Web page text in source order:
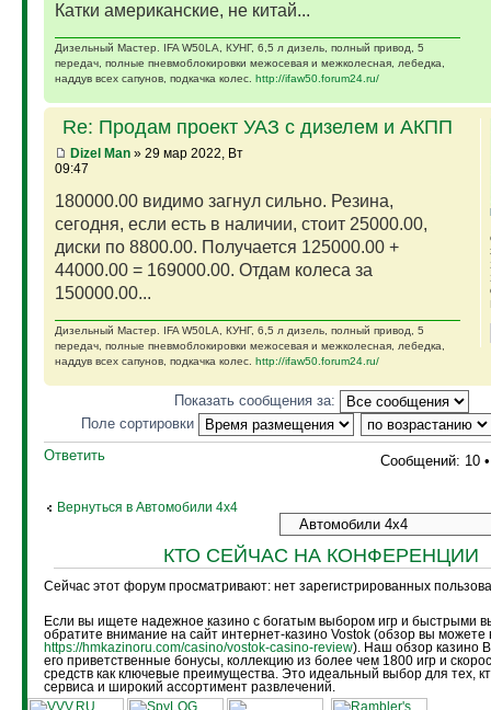
Катки американские, не китай...
Дизельный Мастер. IFA W50LA, КУНГ, 6,5 л дизель, полный привод, 5
передач, полные пневмоблокировки межосевая и межколесная, лебедка,
наддув всех сапунов, подкачка колес. http://ifaw50.forum24.ru/
Re: Продам проект УАЗ с дизелем и АКПП
Dizel Man» 29 мар 2022, Вт
09:47
180000.00 видимо загнул сильно. Резина,
сегодня, если есть в наличии, стоит 25000.00,
диски по 8800.00. Получается 125000.00 +
44000.00 = 169000.00. Отдам колеса за
150000.00...
Дизельный Мастер. IFA W50LA, КУНГ, 6,5 л дизель, полный привод, 5
передач, полные пневмоблокировки межосевая и межколесная, лебедка,
наддув всех сапунов, подкачка колес. http://ifaw50.forum24.ru/
Показать сообщения за:
Поле сортировки
Ответить
Сообщений: 10
Вернуться в Автомобили 4х4
КТО СЕЙЧАС НА КОНФЕРЕНЦИИ
Сейчас этот форум просматривают: нет зарегистрированных
Если вы ищете надежное казино с богатым выбором игр и быстрыми
обратите внимание на сайт интернет-казино Vostok (обзор вы можете
https://hmkazinoru.com/casino/vostok-casino-review). Наш обзор казино
его приветственные бонусы, коллекцию из более чем 1800 игр и
средств как ключевые преимущества. Это идеальный выбор для тех,
сервиса и широкий ассортимент развлечений.